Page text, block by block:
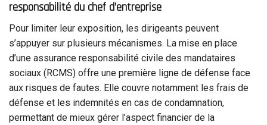
responsabilité du chef d’entreprise
Pour limiter leur exposition, les dirigeants peuvent
s’appuyer sur plusieurs mécanismes. La mise en place
d’une assurance responsabilité civile des mandataires
sociaux (RCMS) offre une première ligne de défense face
aux risques de fautes. Elle couvre notamment les frais de
défense et les indemnités en cas de condamnation,
permettant de mieux gérer l’aspect financier de la